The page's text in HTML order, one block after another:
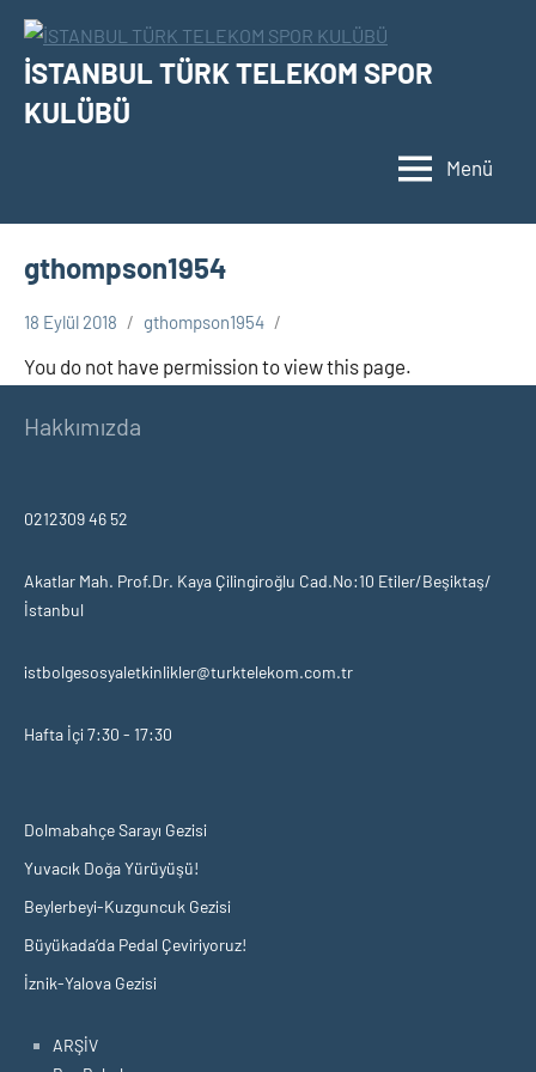
İçeriğe
İSTANBUL TÜRK TELEKOM SPOR
KULÜBÜ
Menü
gthompson1954
18 Eylül 2018 gthompson1954
You do not have permission to view this page.
Hakkımızda
0212309 46 52
Akatlar Mah. Prof.Dr. Kaya Çilingiroğlu Cad.No:10 Etiler/Beşiktaş/
İstanbul
istbolgesosyaletkinlikler@turktelekom.com.tr
Hafta İçi 7:30 - 17:30
Dolmabahçe Sarayı Gezisi
Yuvacık Doğa Yürüyüşü!
Beylerbeyi-Kuzguncuk Gezisi
Büyükada’da Pedal Çeviriyoruz!
İznik-Yalova Gezisi
ARŞİV